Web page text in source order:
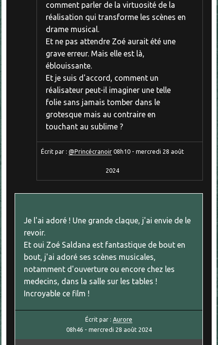
comment parler de la virtuosité de la
réalisation qui transforme les scènes en
drame musical.
Et ne pas attendre Zoé aurait été une
grave erreur. Mais elle est là,
éblouissante.
Et je suis d'accord, comment un
réalisateur peut-il imaginer une telle
folie sans jamais tomber dans le
grotesque mais au contraire en
touchant au sublime ?
Écrit par : @Princécranoir 08h10- mercredi 28 août
2024
Je l'ai adoré ! Une grande claque, j'ai envie de le
revoir.
Et oui Zoé Saldana est fantastique de bout en
bout, j'ai adoré ses scènes musicales,
notamment d'ouverture ou encore chez les
medecins, dans la salle sur les tables !
Incroyable ce film !
Écrit par :Aurore
08h46 - mercredi 28 août 2024